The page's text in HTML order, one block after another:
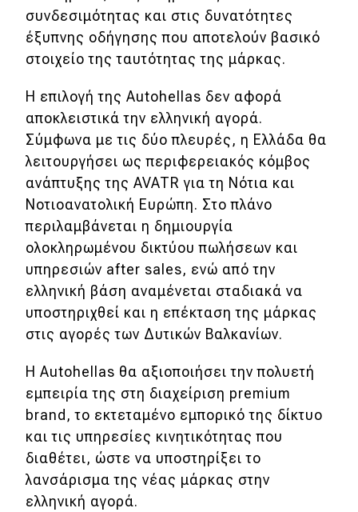
συνδεσιμότητας και στις δυνατότητες
έξυπνης οδήγησης που αποτελούν βασικό
στοιχείο της ταυτότητας της μάρκας.
Η επιλογή της Autohellas δεν αφορά
αποκλειστικά την ελληνική αγορά.
Σύμφωνα με τις δύο πλευρές, η Ελλάδα θα
λειτουργήσει ως περιφερειακός κόμβος
ανάπτυξης της AVATR για τη Νότια και
Νοτιοανατολική Ευρώπη. Στο πλάνο
περιλαμβάνεται η δημιουργία
ολοκληρωμένου δικτύου πωλήσεων και
υπηρεσιών after sales, ενώ από την
ελληνική βάση αναμένεται σταδιακά να
υποστηριχθεί και η επέκταση της μάρκας
στις αγορές των Δυτικών Βαλκανίων.
Η Autohellas θα αξιοποιήσει την πολυετή
εμπειρία της στη διαχείριση premium
brand, το εκτεταμένο εμπορικό της δίκτυο
και τις υπηρεσίες κινητικότητας που
διαθέτει, ώστε να υποστηρίξει το
λανσάρισμα της νέας μάρκας στην
ελληνική αγορά.